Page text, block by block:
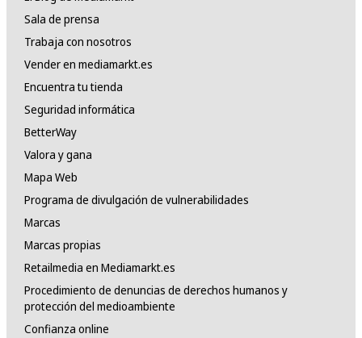
Sala de prensa
Trabaja con nosotros
Vender en mediamarkt.es
Encuentra tu tienda
Seguridad informática
BetterWay
Valora y gana
Mapa Web
Programa de divulgación de vulnerabilidades
Marcas
Marcas propias
Retailmedia en Mediamarkt.es
Procedimiento de denuncias de derechos humanos y
protección del medioambiente
Confianza online